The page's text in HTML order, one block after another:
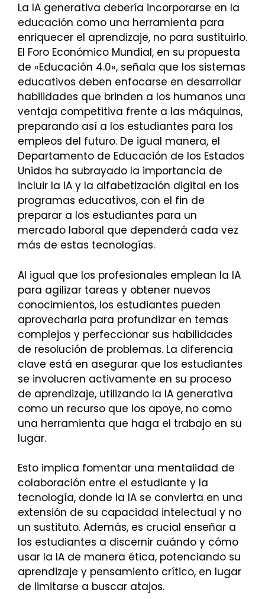
La IA generativa debería incorporarse en la
educación como una herramienta para
enriquecer el aprendizaje, no para sustituirlo.
El Foro Económico Mundial, en su propuesta
de «Educación 4.0», señala que los sistemas
educativos deben enfocarse en desarrollar
habilidades que brinden a los humanos una
ventaja competitiva frente a las máquinas,
preparando así a los estudiantes para los
empleos del futuro. De igual manera, el
Departamento de Educación de los Estados
Unidos ha subrayado la importancia de
incluir la IA y la alfabetización digital en los
programas educativos, con el fin de
preparar a los estudiantes para un
mercado laboral que dependerá cada vez
más de estas tecnologías.
Al igual que los profesionales emplean la IA
para agilizar tareas y obtener nuevos
conocimientos, los estudiantes pueden
aprovecharla para profundizar en temas
complejos y perfeccionar sus habilidades
de resolución de problemas. La diferencia
clave está en asegurar que los estudiantes
se involucren activamente en su proceso
de aprendizaje, utilizando la IA generativa
como un recurso que los apoye, no como
una herramienta que haga el trabajo en su
lugar.
Esto implica fomentar una mentalidad de
colaboración entre el estudiante y la
tecnología, donde la IA se convierta en una
extensión de su capacidad intelectual y no
un sustituto. Además, es crucial enseñar a
los estudiantes a discernir cuándo y cómo
usar la IA de manera ética, potenciando su
aprendizaje y pensamiento crítico, en lugar
de limitarse a buscar atajos.